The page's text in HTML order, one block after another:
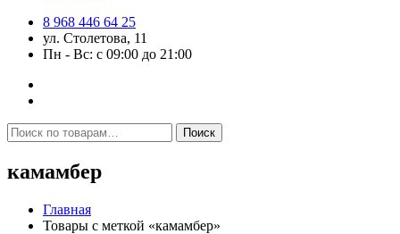
8 968 446 64 25
ул. Столетова, 11
Пн - Вс: с 09:00 до 21:00
Искать: Поиск
камамбер
Главная
Товары с меткой «камамбер»